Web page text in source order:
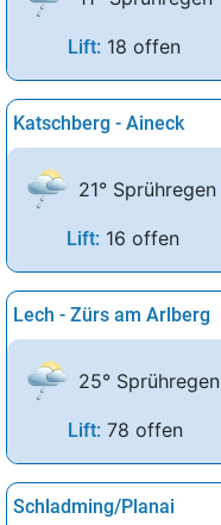
Lift: 18 offen
Katschberg - Aineck
21° Sprühregen
Lift: 16 offen
Lech - Zürs am Arlberg
25° Sprühregen
Lift: 78 offen
Schladming/Planai